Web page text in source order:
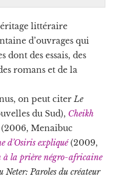
littéraire
d’ouvrages qui
des essais, des
romans et de la
on peut citerLe
du Sud), Cheikh
(2006, Menaibuc
d’Osiris expliqué(2009,
la prière négro-africaine
Neter: Paroles du créateur